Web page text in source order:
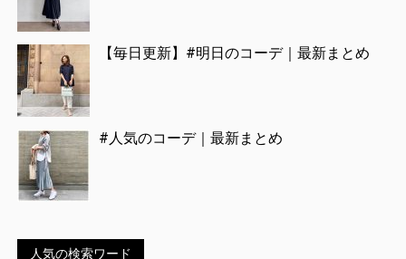
【毎日更新】#明日のコーデ｜最新まとめ
#人気のコーデ｜最新まとめ
人気の検索ワード